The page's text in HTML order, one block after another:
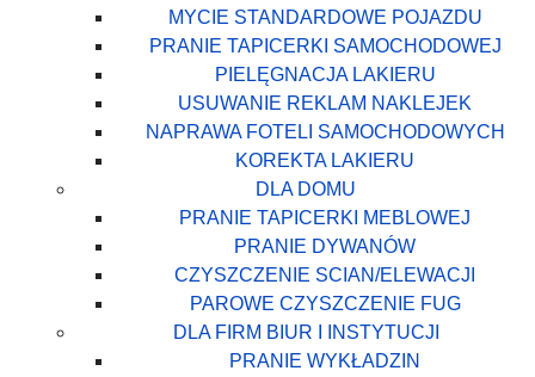
MYCIE STANDARDOWE POJAZDU
PRANIE TAPICERKI SAMOCHODOWEJ
PIELĘGNACJA LAKIERU
USUWANIE REKLAM NAKLEJEK
NAPRAWA FOTELI SAMOCHODOWYCH
KOREKTA LAKIERU
DLA DOMU
PRANIE TAPICERKI MEBLOWEJ
PRANIE DYWANÓW
CZYSZCZENIE SCIAN/ELEWACJI
PAROWE CZYSZCZENIE FUG
DLA FIRM BIUR I INSTYTUCJI
PRANIE WYKŁADZIN